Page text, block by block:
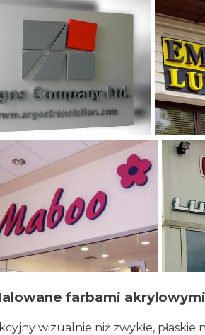
farbami
wizualnie niż zwykłe, płaskie